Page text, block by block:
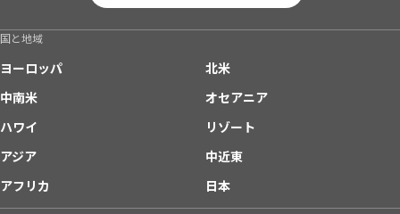
国と地域
ヨーロッパ
北米
中南米
オセアニア
ハワイ
リゾート
アジア
中近東
アフリカ
日本